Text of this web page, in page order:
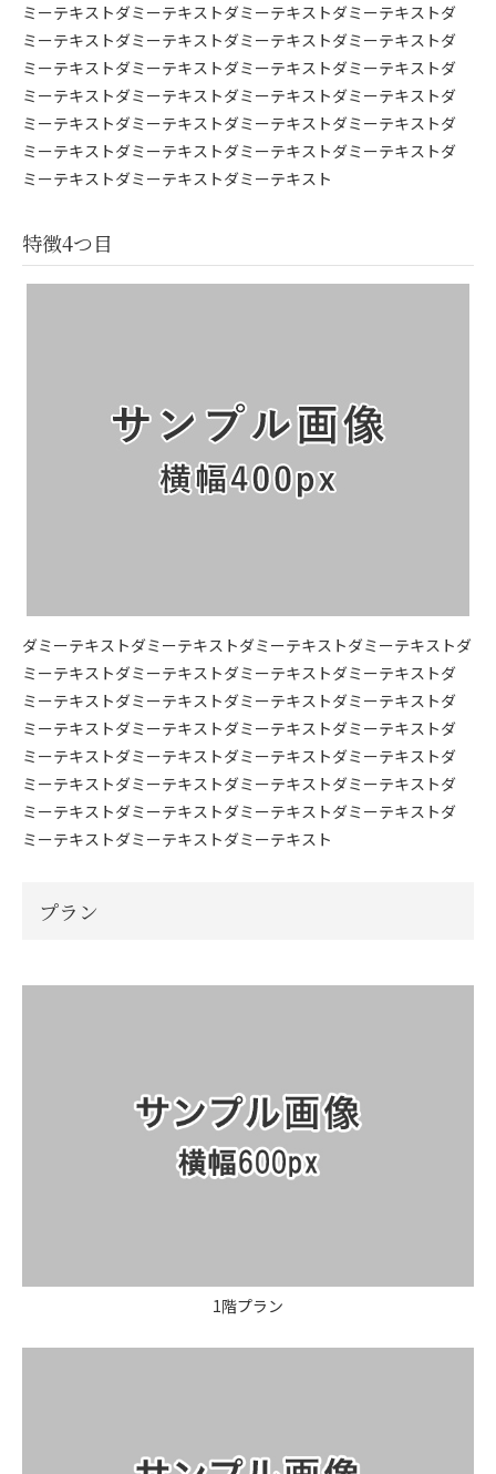
ミーテキストダミーテキストダミーテキストダミーテキストダ
ミーテキストダミーテキストダミーテキストダミーテキストダ
ミーテキストダミーテキストダミーテキストダミーテキストダ
ミーテキストダミーテキストダミーテキストダミーテキストダ
ミーテキストダミーテキストダミーテキストダミーテキストダ
ミーテキストダミーテキストダミーテキストダミーテキストダ
ミーテキストダミーテキストダミーテキスト
特徴4つ目
ダミーテキストダミーテキストダミーテキストダミーテキストダ
ミーテキストダミーテキストダミーテキストダミーテキストダ
ミーテキストダミーテキストダミーテキストダミーテキストダ
ミーテキストダミーテキストダミーテキストダミーテキストダ
ミーテキストダミーテキストダミーテキストダミーテキストダ
ミーテキストダミーテキストダミーテキストダミーテキストダ
ミーテキストダミーテキストダミーテキストダミーテキストダ
ミーテキストダミーテキストダミーテキスト
プラン
1階プラン